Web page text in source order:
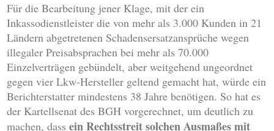
Für die Bearbeitung jener Klage, mit der ein
Inkassodienstleister die von mehr als 3.000 Kunden in 21
Ländern abgetretenen Schadensersatzansprüche wegen
illegaler Preisabsprachen bei mehr als 70.000
Einzelverträgen gebündelt, aber weitgehend ungeordnet
gegen vier Lkw-Hersteller geltend gemacht hat, würde ein
Berichterstatter mindestens 38 Jahre benötigen. So hat es
der Kartellsenat des BGH vorgerechnet, um deutlich zu
machen, dassein Rechtsstreit solchen Ausmaßes mit